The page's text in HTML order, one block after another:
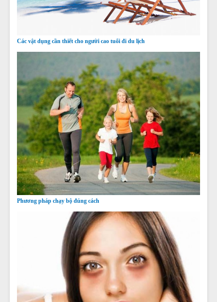
Các vật dụng cần thiết cho người cao tuổi đi du lịch
Phương pháp chạy bộ đúng cách